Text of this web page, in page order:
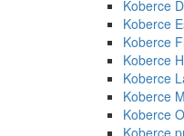
Koberce
Koberce
Koberce
Koberce
Koberce
Koberce
Koberce